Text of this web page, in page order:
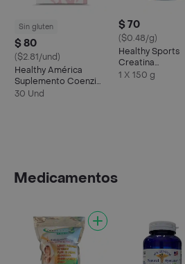
Sin gluten
$ 80
($2.81/und)
Healthy América
Suplemento Coenzima
Q10 30 Cápsulas
30 Und
$ 70
($0.48/g)
Healthy Sports
Creatina
Monohidratada
1 X 150 g
Medicamentos